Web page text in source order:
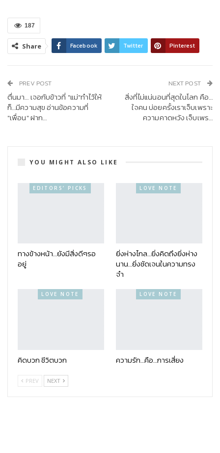
187
Share Facebook Twitter Pinterest
PREV POST
ตื่นมา… เจอกับข้าวที่ "แม่"ทำไว้ให้
ก็…มีความสุข อ่านข้อความที่
"เพื่อน" ฝาก…
NEXT POST
สิ่งที่ไม่แน่นอนที่สุดในโลก คือ…
ใจคน บ่อยครั้งเราเจ็บเพราะ
ความคาดหวัง เจ็บเพร…
YOU MIGHT ALSO LIKE
EDITORS’ PICKS
ทางข้างหน้า…ยังมีสิ่งดีๆรอ
อยู่
LOVE NOTE
ยิ่งห่างไกล…ยิ่งคิดถึงยิ่งห่าง
นาน…ยิ่งชัดเจนในความทรง
จำ
LOVE NOTE
คิดบวก ชีวิตบวก
LOVE NOTE
ความรัก…คือ…การเสี่ยง
PREV NEXT